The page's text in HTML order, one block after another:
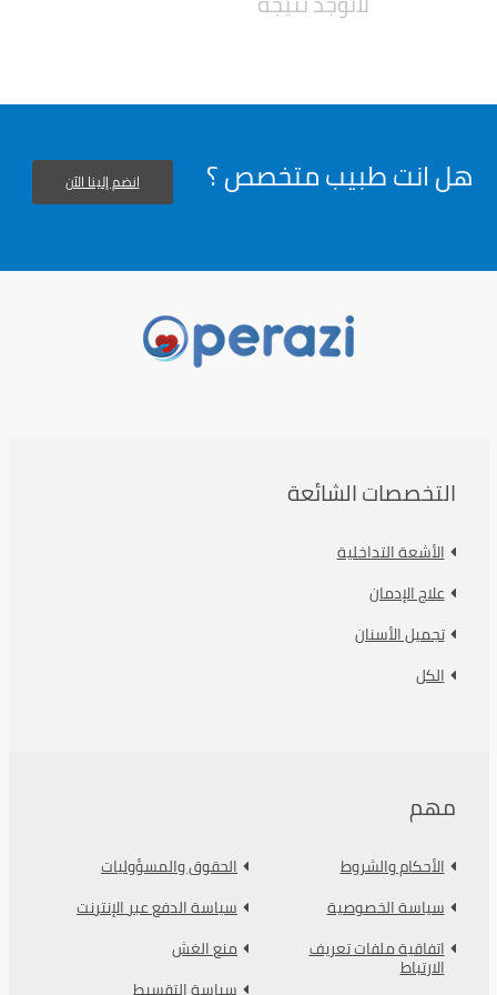
هل انت طبيب متخصص ؟ انضم إلينا الآن
التخصصات الشائعة
الأشعة التداخلية
علاج الإدمان
تجميل الأسنان
الكل
مهم
الأحكام والشروط
سياسة الخصوصية
اتفاقية ملفات تعريف
الارتباط
الحقوق والمسؤوليات
سياسة الدفع عبر الإنترنت
منع الغش